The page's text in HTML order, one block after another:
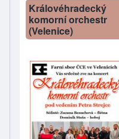
Královéhradecký
komorní orchestr
(Velenice)